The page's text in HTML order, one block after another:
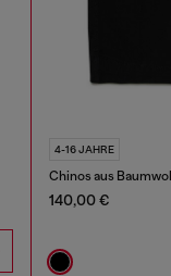
4-16 JAHRE
Chinos aus
140,00 €